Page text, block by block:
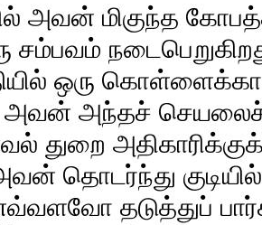
அவன் மிகுந்த
சம்பவம்
ஒரு
அவன் அந்தச்
துறை
தொடர்ந்து குடியில்
தடுத்துப்